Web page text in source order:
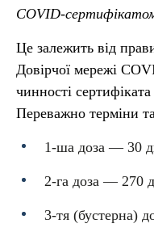
COVID-
Це залежить від
Довірчої мережі
чинності
Переважно терміни
1-ша доза — 30
2-га доза — 270
3-тя (бустерна)